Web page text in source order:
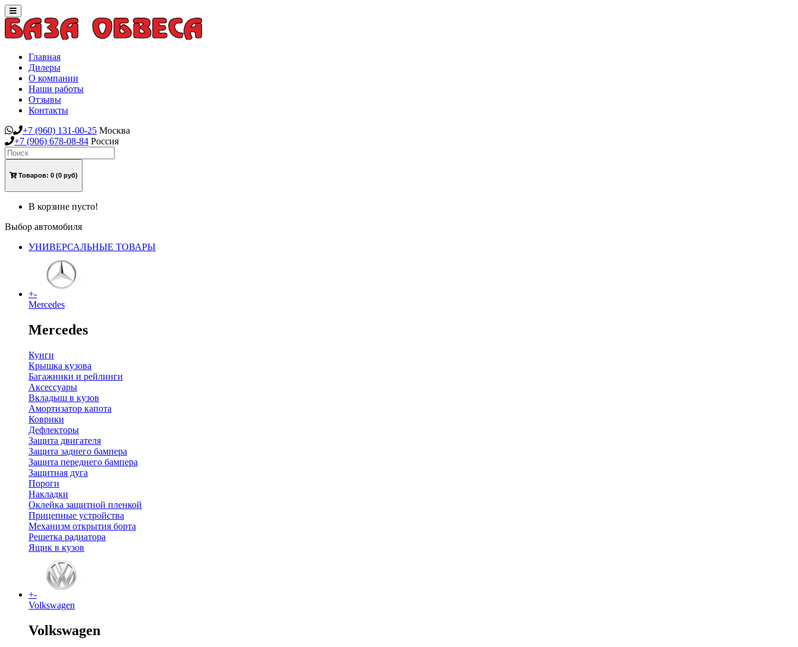
Toggle
navigation
Главная
Дилеры
О компании
Наши работы
Отзывы
Контакты
+7 (960) 131-00-25 Москва
+7 (906) 678-08-84 Россия
Товаров: 0 (0 руб)
В корзине пусто!
Выбор автомобиля
УНИВЕРСАЛЬНЫЕ ТОВАРЫ
+-
Mercedes
Mercedes
Кунги
Крышка кузова
Багажники и рейлинги
Аксессуары
Вкладыш в кузов
Амортизатор капота
Коврики
Дефлекторы
Защита двигателя
Защита заднего бампера
Защита переднего бампера
Защитная дуга
Пороги
Накладки
Оклейка защитной пленкой
Прицепные устройства
Механизм открытия борта
Решетка радиатора
Ящик в кузов
+-
Volkswagen
Volkswagen